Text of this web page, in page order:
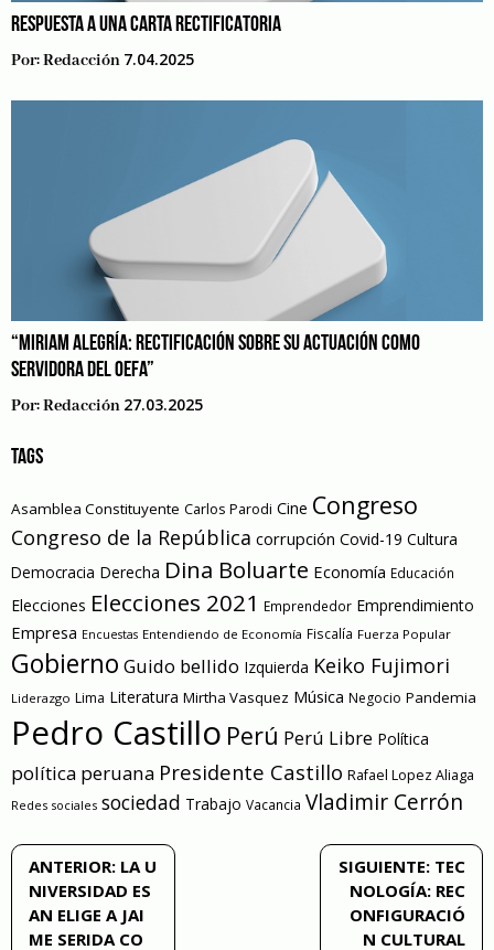
RESPUESTA A UNA CARTA RECTIFICATORIA
Por:Redacción 7.04.2025
“MIRIAM ALEGRÍA: RECTIFICACIÓN SOBRE SU ACTUACIÓN COMO
SERVIDORA DEL OEFA”
Por:Redacción 27.03.2025
TAGS
Asamblea Constituyente Carlos Parodi Cine Congreso
Congreso de la República corrupción Covid-19 Cultura
Democracia Derecha Dina Boluarte Economía Educación
Elecciones Elecciones 2021 Emprendedor Emprendimiento
Empresa Encuestas Entendiendo de Economía Fiscalía Fuerza Popular
Gobierno Guido bellido Izquierda Keiko Fujimori
Liderazgo Lima Literatura Mirtha Vasquez Música Negocio Pandemia
Pedro Castillo Perú Perú Libre Política
política peruana Presidente Castillo Rafael Lopez Aliaga
Redes sociales sociedad Trabajo Vacancia Vladimir Cerrón
Navegación
de
entradas
ANTERIOR: LA U
NIVERSIDAD ES
AN ELIGE A JAI
ME SERIDA CO
SIGUIENTE: TEC
NOLOGÍA: REC
ONFIGURACIÓ
N CULTURAL